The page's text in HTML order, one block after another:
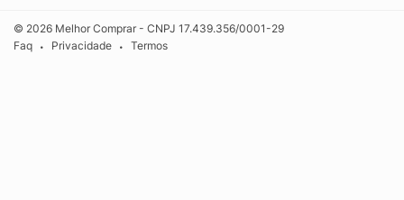
© 2026 Melhor Comprar - CNPJ 17.439.356/0001-29
Faq
• Privacidade • Termos